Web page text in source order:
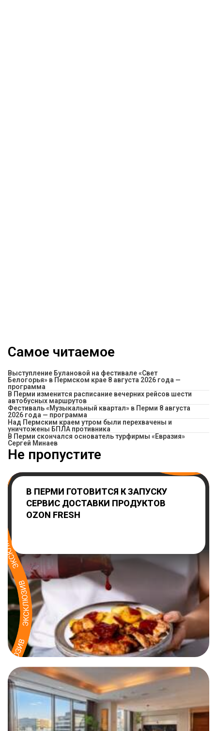
Самое читаемое
Выступление Булановой на фестивале «Свет
Белогорья» в Пермском крае 8 августа 2026 года —
программа
​В Перми изменится расписание вечерних рейсов шести
автобусных маршрутов
Фестиваль «Музыкальный квартал» в Перми 8 августа
2026 года — программа
Над Пермским краем утром были перехвачены и
уничтожены БПЛА противника
В Перми скончался основатель турфирмы «Евразия»
Сергей Минаев
Не пропустите
В ПЕРМИ ГОТОВИТСЯ К ЗАПУСКУ
СЕРВИС ДОСТАВКИ ПРОДУКТОВ
OZON FRESH